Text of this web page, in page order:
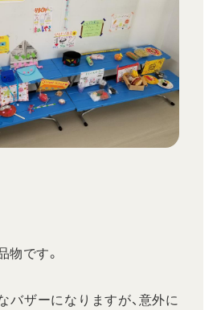
物です。
バザーになりますが、意外に